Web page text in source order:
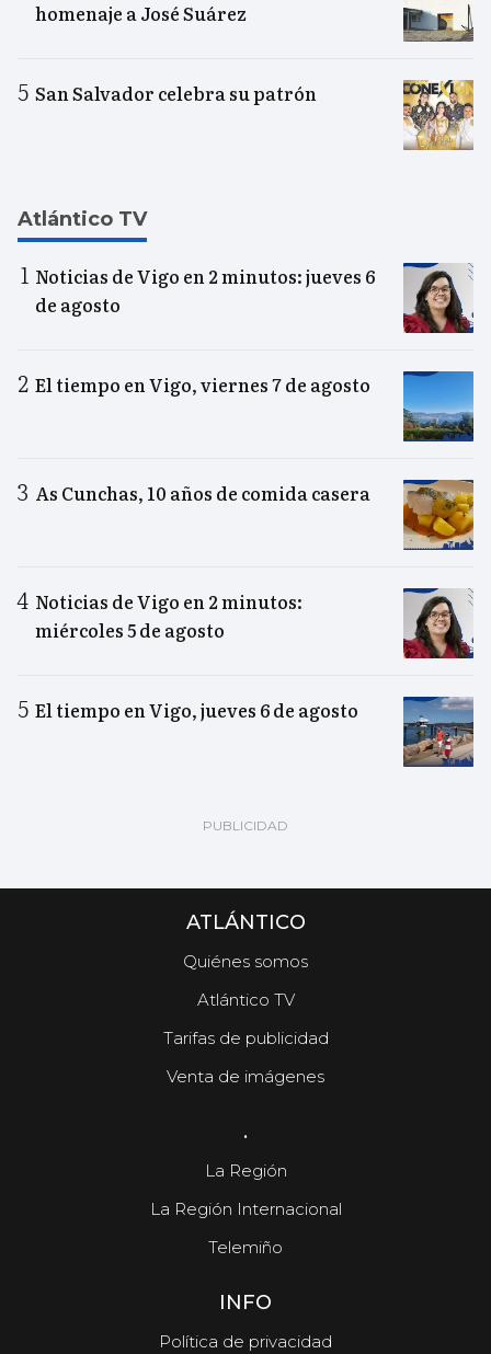
homenaje a José Suárez
San Salvador celebra su patrón
Atlántico TV
Noticias de Vigo en 2 minutos: jueves 6
de agosto
El tiempo en Vigo, viernes 7 de agosto
As Cunchas, 10 años de comida casera
Noticias de Vigo en 2 minutos:
miércoles 5 de agosto
El tiempo en Vigo, jueves 6 de agosto
ATLÁNTICO
Quiénes somos
Atlántico TV
Tarifas de publicidad
Venta de imágenes
.
La Región
La Región Internacional
Telemiño
INFO
Política de privacidad